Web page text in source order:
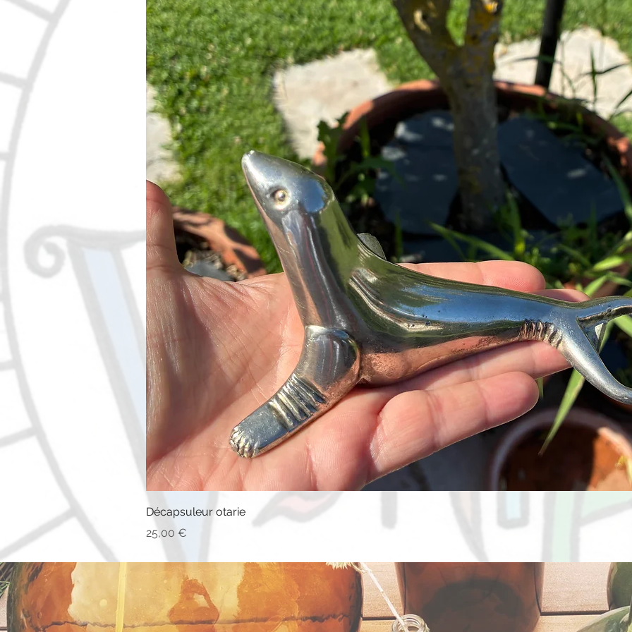
Décapsuleur otarie
Prix
25,00 €